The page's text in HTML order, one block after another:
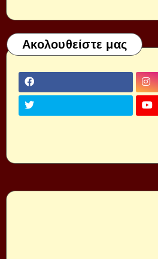
Ακολουθείστε μας